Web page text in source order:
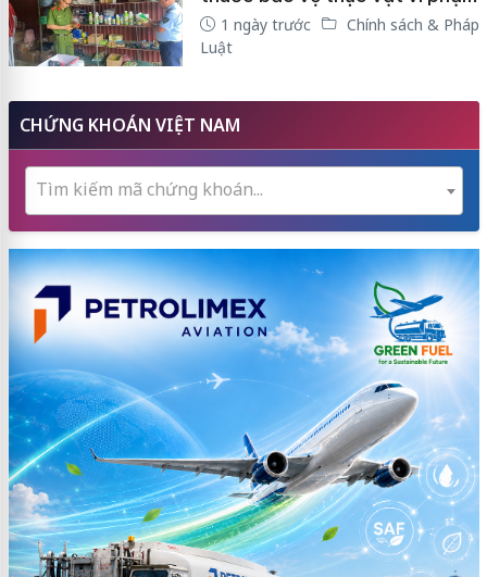
1 ngày trước
Chính sách & Pháp
Luật
CHỨNG KHOÁN VIỆT NAM
Tìm kiếm mã chứng khoán...